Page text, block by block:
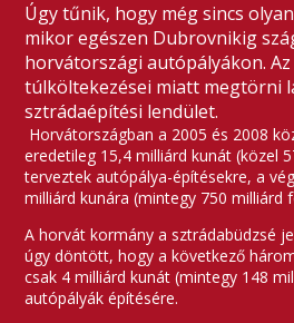
Úgy tűnik, hogy még sincs
mikor egészen Dubrovnikig
horvátországi autópályákon.
túlköltekezései miatt megtörni
sztrádaépítési lendület.
Horvátországban a 2005 és 2008
eredetileg 15,4 milliárd kunát (közel
terveztek autópálya-építésekre, a
milliárd kunára (mintegy 750 milliárd
A horvát kormány a sztrádabüdzsé
úgy döntött, hogy a következő
csak 4 milliárd kunát (mintegy 148
autópályák építésére.